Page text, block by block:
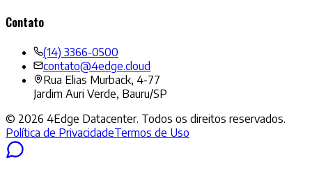
Contato
(14) 3366-0500
contato@4edge.cloud
Rua Elias Murback, 4-77
Jardim Auri Verde, Bauru/SP
© 2026 4Edge Datacenter. Todos os direitos reservados.
Política de PrivacidadeTermos de Uso